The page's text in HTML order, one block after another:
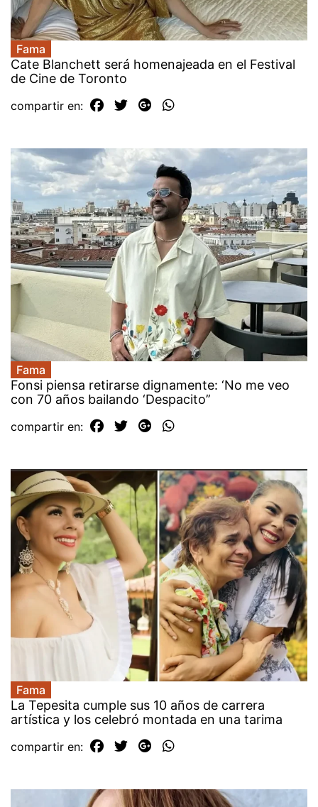
Fama
Cate Blanchett será homenajeada en el Festival
de Cine de Toronto
compartir en:
Fama
Fonsi piensa retirarse dignamente: ‘No me veo
con 70 años bailando ‘Despacito’’
compartir en:
Fama
La Tepesita cumple sus 10 años de carrera
artística y los celebró montada en una tarima
compartir en: